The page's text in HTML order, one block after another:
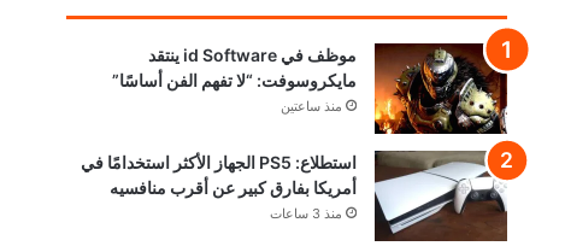
موظف في id Software ينتقد
مايكروسوفت: “لا تفهم الفن أساسًا”
منذ ساعتين
استطلاع: PS5 الجهاز الأكثر استخدامًا في
أمريكا بفارق كبير عن أقرب منافسيه
منذ 3 ساعات